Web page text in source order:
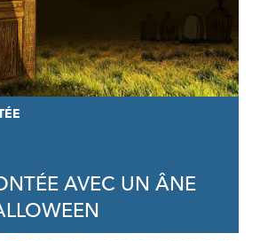
AVEC UN ÂNE